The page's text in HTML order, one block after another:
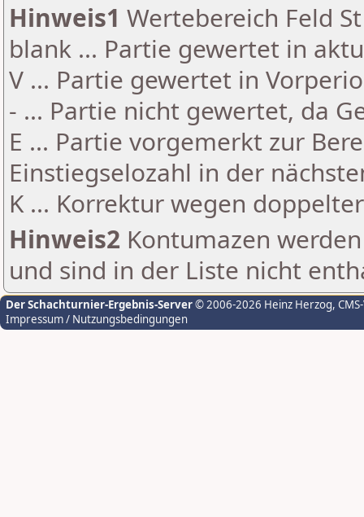
Hinweis1 Wertebereich Feld
blank ... Partie gewertet in
V ... Partie gewertet in
- ... Partie nicht gewertet, da
E ... Partie vorgemerkt zur
Einstiegselozahl in der
K ... Korrektur wegen
Hinweis2 Kontumazen
und sind in der Liste nicht
Der Schachturnier-Ergebnis-Server© 2006-2026 Heinz Herzog,
Impressum / Nutzungsbedingungen